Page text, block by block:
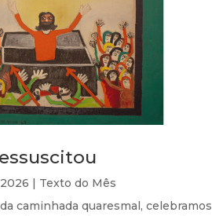
| Texto do Mês
caminhada quaresmal, celebramos